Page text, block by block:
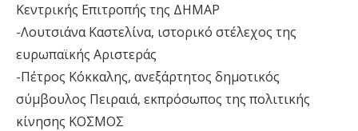
Κεντρικής Επιτροπής της ΔΗΜΑΡ
-Λουτσιάνα Καστελίνα, ιστορικό στέλεχος της
ευρωπαϊκής Αριστεράς
-Πέτρος Κόκκαλης, ανεξάρτητος δημοτικός
σύμβουλος Πειραιά, εκπρόσωπος της πολιτικής
κίνησης ΚΟΣΜΟΣ